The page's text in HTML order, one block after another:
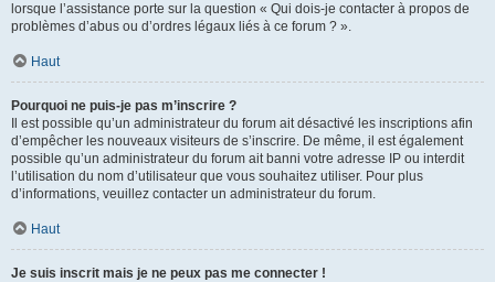
lorsque l’assistance porte sur la question « Qui dois-je contacter à propos de
problèmes d’abus ou d’ordres légaux liés à ce forum ? ».
Haut
Pourquoi ne puis-je pas m’inscrire ?
Il est possible qu’un administrateur du forum ait désactivé les inscriptions afin
d’empêcher les nouveaux visiteurs de s’inscrire. De même, il est également
possible qu’un administrateur du forum ait banni votre adresse IP ou interdit
l’utilisation du nom d’utilisateur que vous souhaitez utiliser. Pour plus
d’informations, veuillez contacter un administrateur du forum.
Haut
Je suis inscrit mais je ne peux pas me connecter !